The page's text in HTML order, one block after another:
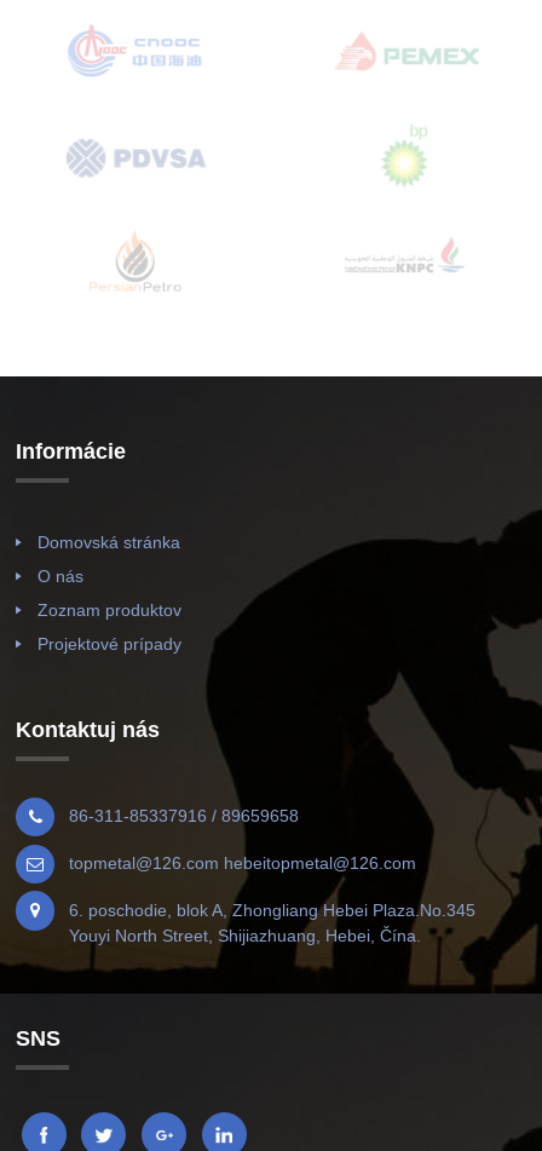
Informácie
Domovská stránka
O nás
Zoznam produktov
Projektové prípady
Kontaktuj nás
86-311-85337916 / 89659658
topmetal@126.com hebeitopmetal@126.com
6. poschodie, blok A, Zhongliang Hebei Plaza.No.345
Youyi North Street, Shijiazhuang, Hebei, Čína.
SNS